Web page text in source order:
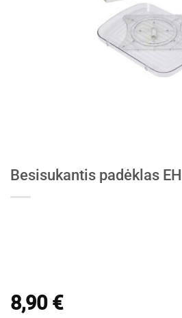
Besisukantis padėklas
8,90 €